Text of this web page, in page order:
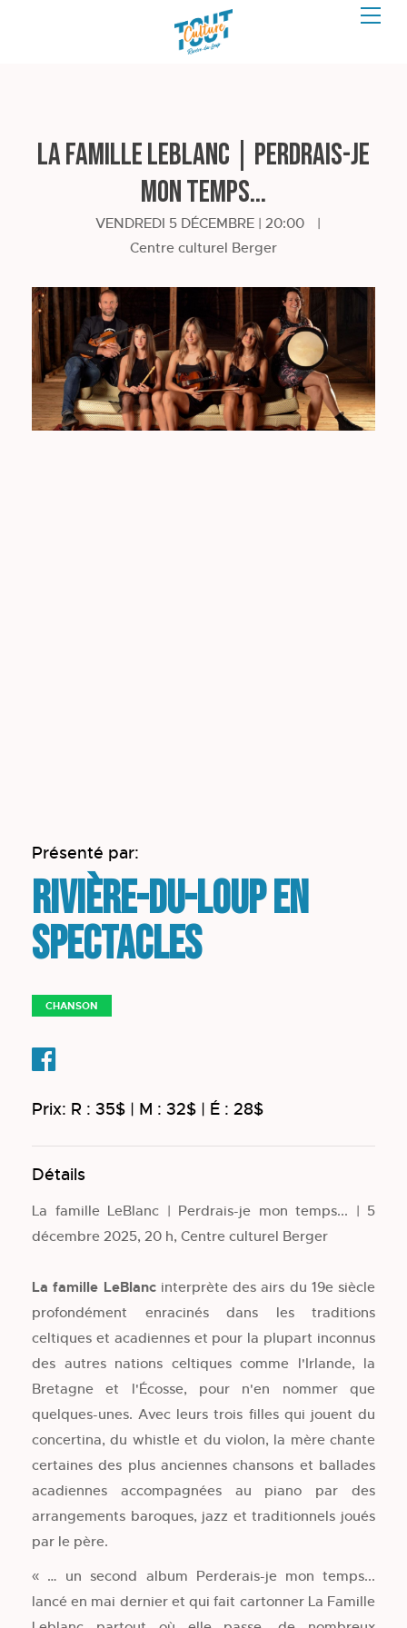
La famille LeBlanc | Perdrais-je
mon temps...
VENDREDI 5 DÉCEMBRE | 20:00
|
Centre culturel Berger
Présenté par:
Rivière-du-Loup en
spectacles
CHANSON
Prix: R : 35$ | M : 32$ | É : 28$
Détails
La famille LeBlanc | Perdrais-je mon temps... | 5
décembre 2025, 20 h, Centre culturel Berger
La famille LeBlancinterprète des airs du 19e siècle
profondément enracinés dans les traditions
celtiques et acadiennes et pour la plupart inconnus
des autres nations celtiques comme l'Irlande, la
Bretagne et l'Écosse, pour n'en nommer que
quelques-unes. Avec leurs trois filles qui jouent du
concertina, du whistle et du violon, la mère chante
certaines des plus anciennes chansons et ballades
acadiennes accompagnées au piano par des
arrangements baroques, jazz et traditionnels joués
par le père.
« … un second album Perderais-je mon temps...
lancé en mai dernier et qui fait cartonner La Famille